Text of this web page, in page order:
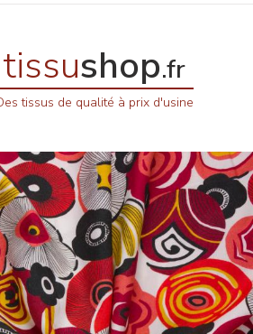
tissushop.fr
tissus de qualité à prix d'usine